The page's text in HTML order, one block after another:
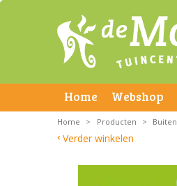
Home Webshop
Home > Producten > Buiten
Verder winkelen